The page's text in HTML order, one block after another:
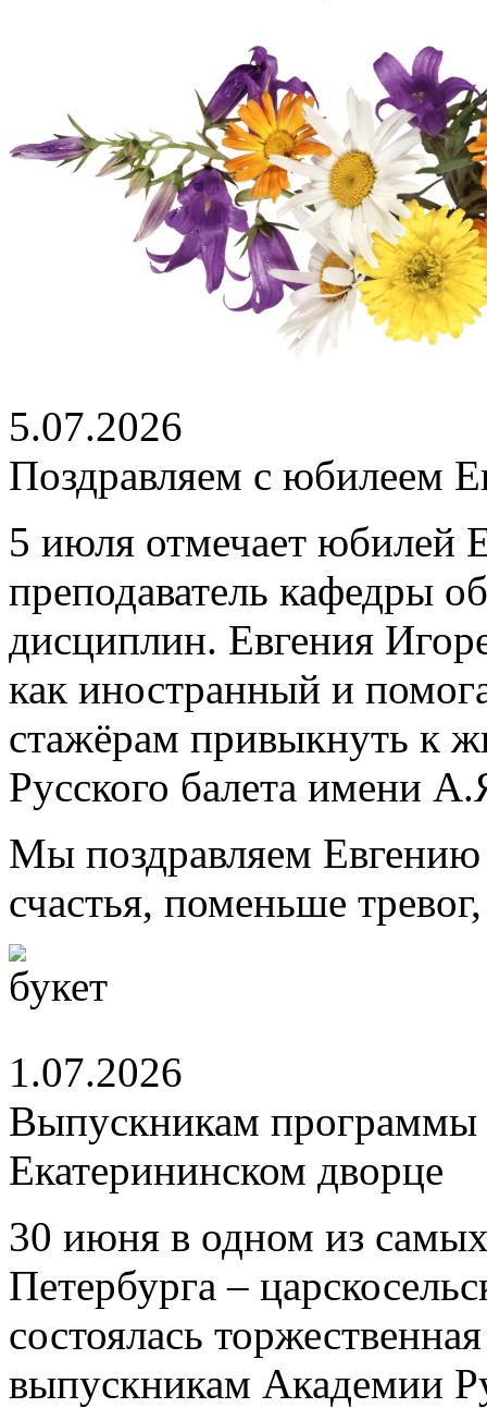
5.07.2026
Поздравляем с юбилеем
5 июля отмечает юбилей
преподаватель кафедры
дисциплин. Евгения
как иностранный и
стажёрам привыкнуть к
Русского балета имени
Мы поздравляем
счастья, поменьше
1.07.2026
Выпускникам
Екатерининском дворце
30 июня в одном из
Петербурга –
состоялась
выпускникам Академии